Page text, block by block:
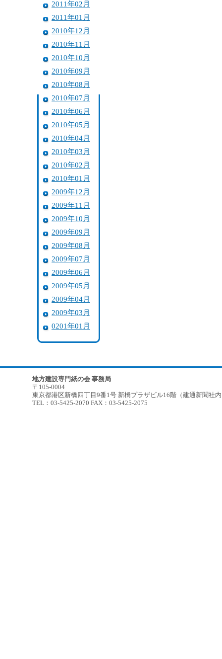
2011年02月
2011年01月
2010年12月
2010年11月
2010年10月
2010年09月
2010年08月
2010年07月
2010年06月
2010年05月
2010年04月
2010年03月
2010年02月
2010年01月
2009年12月
2009年11月
2009年10月
2009年09月
2009年08月
2009年07月
2009年06月
2009年05月
2009年04月
2009年03月
0201年01月
地方建設専門紙の会 事務局
〒105-0004
東京都港区新橋四丁目9番1号 新橋プラザビル16階（建通新聞社
TEL：03-5425-2070 FAX：03-5425-2075